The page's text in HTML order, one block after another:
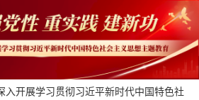
入开展学习贯彻习近平新时代中国特色社